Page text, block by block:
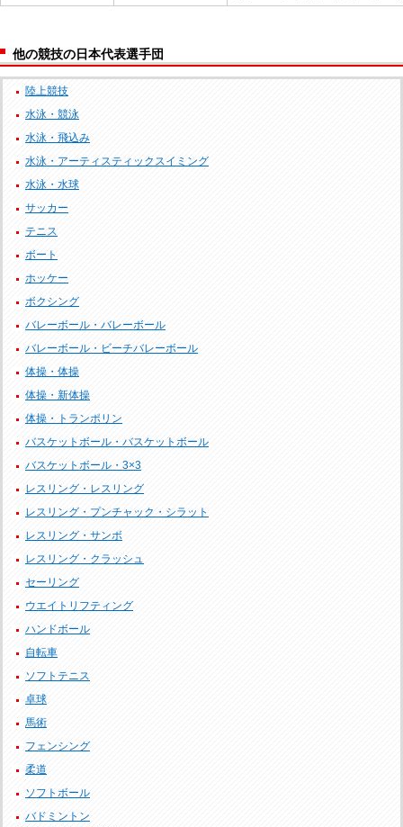
他の競技の日本代表選手団
陸上競技
水泳・競泳
水泳・飛込み
水泳・アーティスティックスイミング
水泳・水球
サッカー
テニス
ボート
ホッケー
ボクシング
バレーボール・バレーボール
バレーボール・ビーチバレーボール
体操・体操
体操・新体操
体操・トランポリン
バスケットボール・バスケットボール
バスケットボール・3×3
レスリング・レスリング
レスリング・プンチャック・シラット
レスリング・サンボ
レスリング・クラッシュ
セーリング
ウエイトリフティング
ハンドボール
自転車
ソフトテニス
卓球
馬術
フェンシング
柔道
ソフトボール
バドミントン